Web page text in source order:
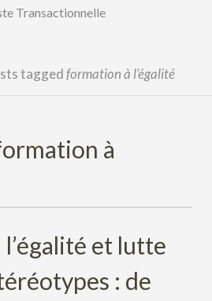
Transactionnelle
taggedformation à l’égalité
à
et lutte
: de